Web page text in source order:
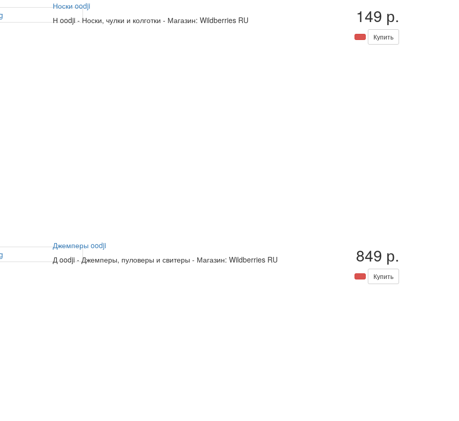
Носки oodji
Нoodji-Носки, чулки и колготки - Магазин: Wildberries RU 149 р.
Купить
Джемперы oodji
Дoodji-Джемперы, пуловеры и свитеры - Магазин: Wildberries RU 849 р.
Купить